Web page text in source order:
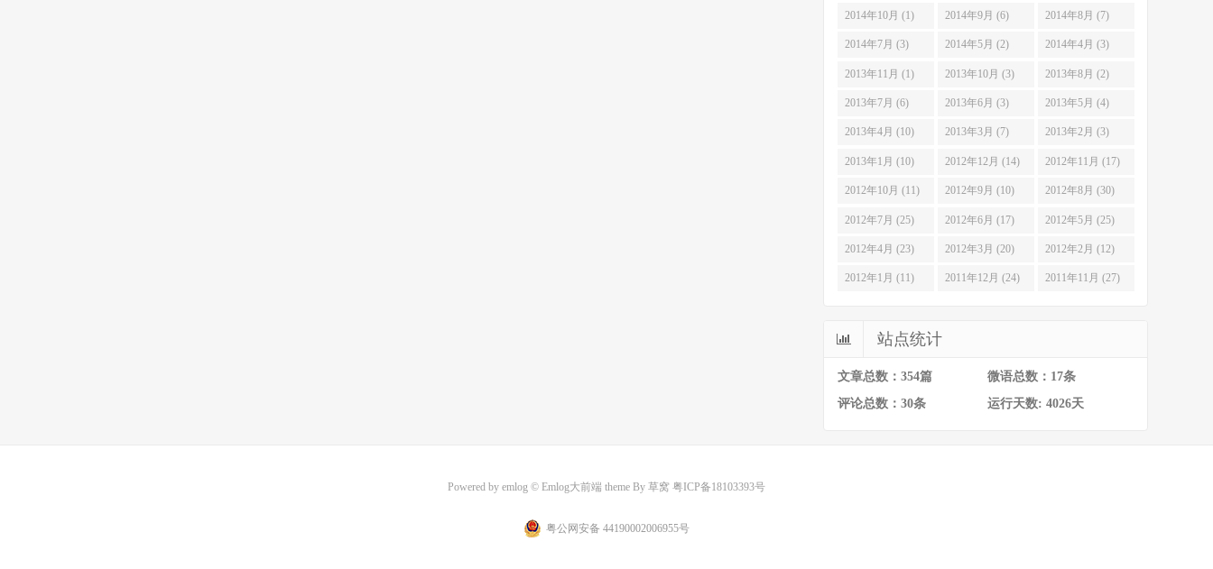
2014年10月 (1) 2014年9月 (6) 2014年8月 (7)
2014年7月 (3) 2014年5月 (2) 2014年4月 (3)
2013年11月 (1) 2013年10月 (3) 2013年8月 (2)
2013年7月 (6) 2013年6月 (3) 2013年5月 (4)
2013年4月 (10) 2013年3月 (7) 2013年2月 (3)
2013年1月 (10) 2012年12月 (14) 2012年11月 (17)
2012年10月 (11) 2012年9月 (10) 2012年8月 (30)
2012年7月 (25) 2012年6月 (17) 2012年5月 (25)
2012年4月 (23) 2012年3月 (20) 2012年2月 (12)
2012年1月 (11) 2011年12月 (24) 2011年11月 (27)
站点统计
文章总数：354篇
微语总数：17条
评论总数：30条
运行天数: 4026天
Powered by emlog © Emlog大前端 theme By 草窝 粤ICP备18103393号
粤公网安备 44190002006955号